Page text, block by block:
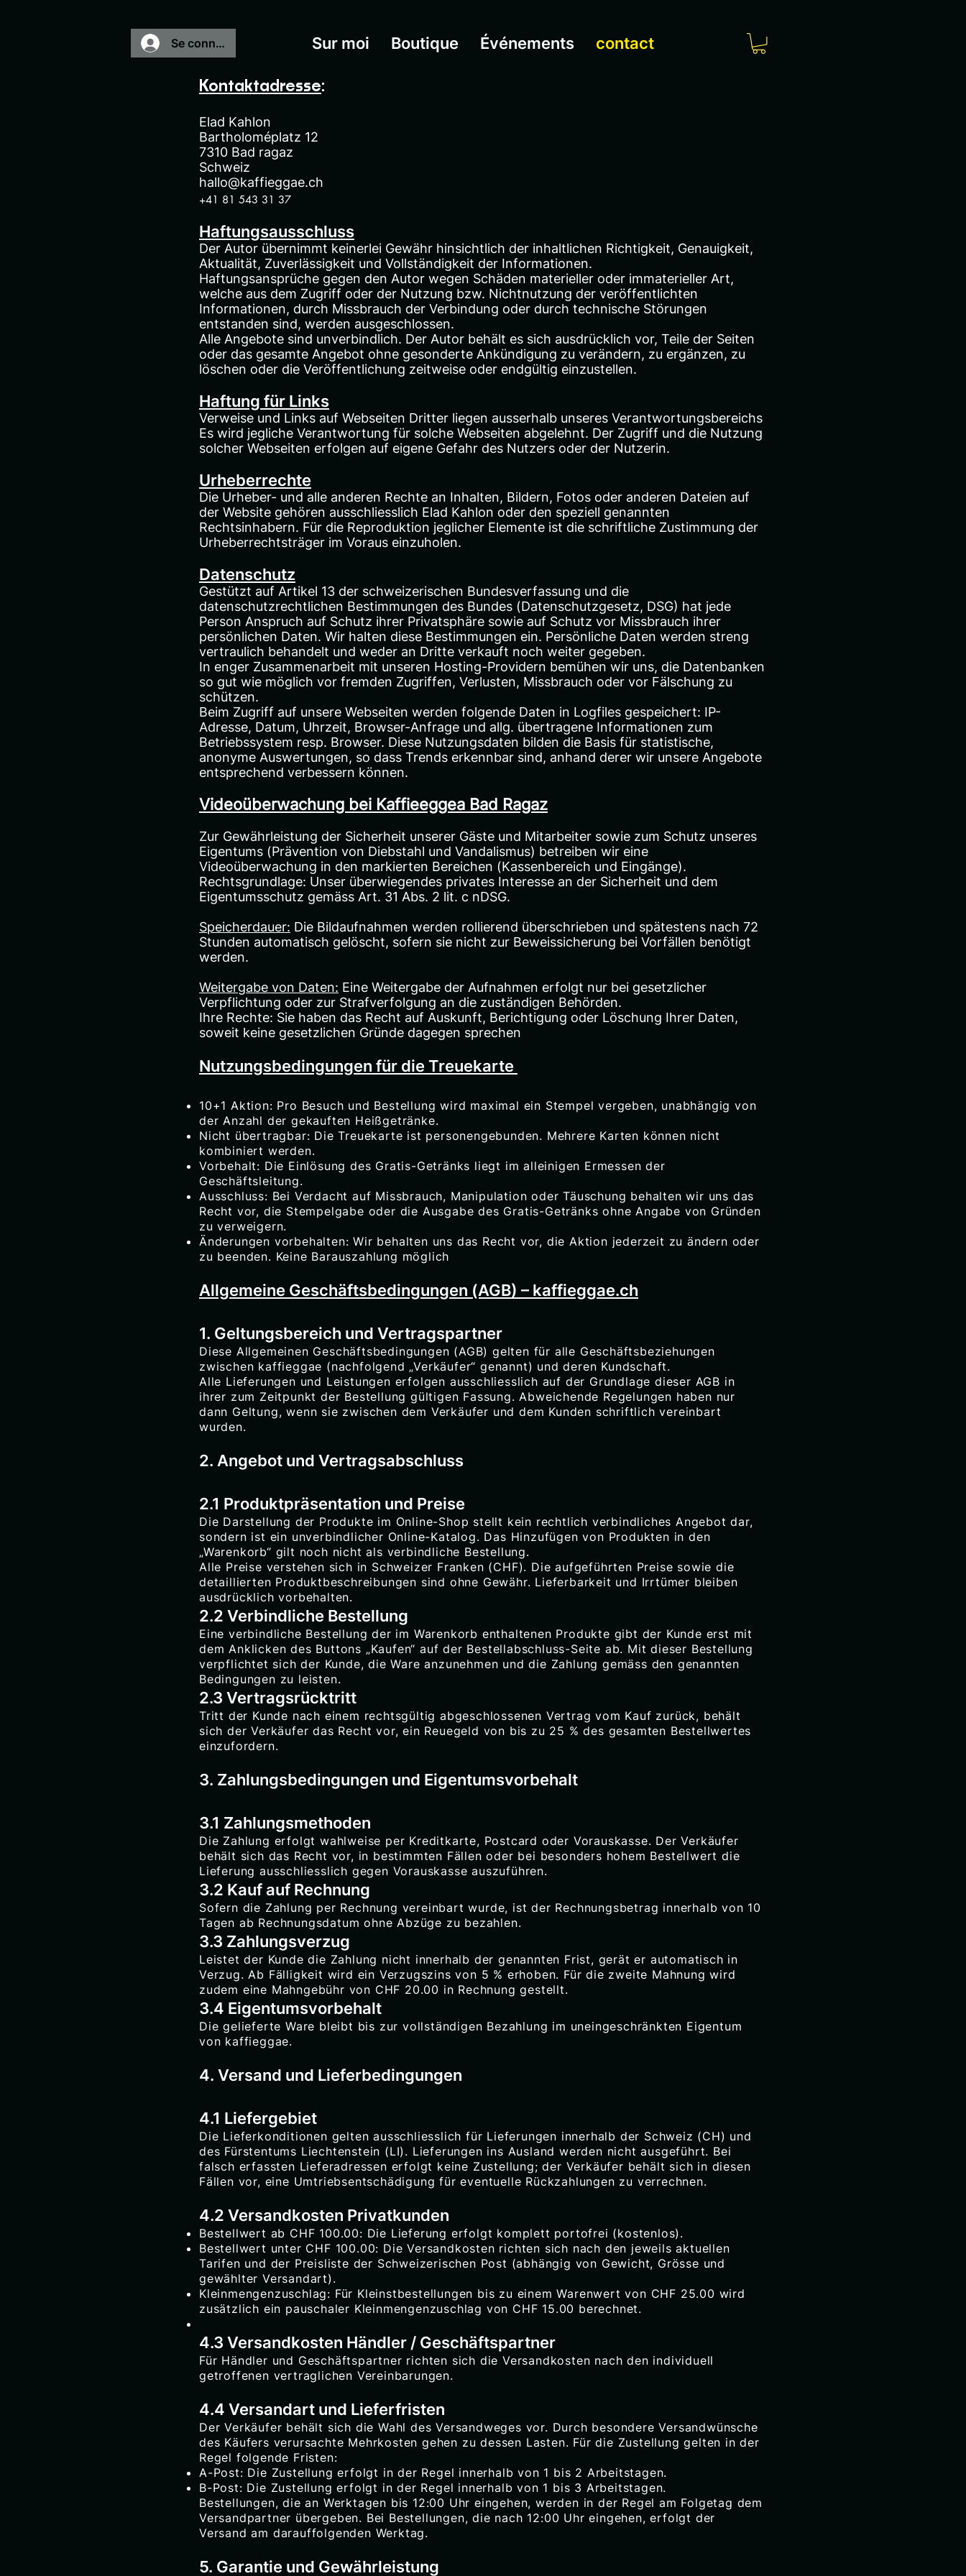
Sur moi Boutique Événements contact
Se connecter
Kontaktadresse:
Elad Kahlon
Bartholoméplatz 12
7310 Bad ragaz
Schweiz
hallo@kaffieggae.ch
+41 81 543 31 37
Haftungsausschluss
Der Autor übernimmt keinerlei Gewähr hinsichtlich der inhaltlichen Richtigkeit, Genauigkeit,
Aktualität, Zuverlässigkeit und Vollständigkeit der Informationen.
Haftungsansprüche gegen den Autor wegen Schäden materieller oder immaterieller Art,
welche aus dem Zugriff oder der Nutzung bzw. Nichtnutzung der veröffentlichten
Informationen, durch Missbrauch der Verbindung oder durch technische Störungen
entstanden sind, werden ausgeschlossen.
Alle Angebote sind unverbindlich. Der Autor behält es sich ausdrücklich vor, Teile der Seiten
oder das gesamte Angebot ohne gesonderte Ankündigung zu verändern, zu ergänzen, zu
löschen oder die Veröffentlichung zeitweise oder endgültig einzustellen.
Haftung für Links
Verweise und Links auf Webseiten Dritter liegen ausserhalb unseres Verantwortungsbereichs
Es wird jegliche Verantwortung für solche Webseiten abgelehnt. Der Zugriff und die Nutzung
solcher Webseiten erfolgen auf eigene Gefahr des Nutzers oder der Nutzerin.
Urheberrechte
Die Urheber- und alle anderen Rechte an Inhalten, Bildern, Fotos oder anderen Dateien auf
der Website gehören ausschliesslich Elad Kahlon oder den speziell genannten
Rechtsinhabern. Für die Reproduktion jeglicher Elemente ist die schriftliche Zustimmung der
Urheberrechtsträger im Voraus einzuholen.
Datenschutz
Gestützt auf Artikel 13 der schweizerischen Bundesverfassung und die
datenschutzrechtlichen Bestimmungen des Bundes (Datenschutzgesetz, DSG) hat jede
Person Anspruch auf Schutz ihrer Privatsphäre sowie auf Schutz vor Missbrauch ihrer
persönlichen Daten. Wir halten diese Bestimmungen ein. Persönliche Daten werden streng
vertraulich behandelt und weder an Dritte verkauft noch weiter gegeben.
In enger Zusammenarbeit mit unseren Hosting-Providern bemühen wir uns, die Datenbanken
so gut wie möglich vor fremden Zugriffen, Verlusten, Missbrauch oder vor Fälschung zu
schützen.
Beim Zugriff auf unsere Webseiten werden folgende Daten in Logfiles gespeichert: IP-
Adresse, Datum, Uhrzeit, Browser-Anfrage und allg. übertragene Informationen zum
Betriebssystem resp. Browser. Diese Nutzungsdaten bilden die Basis für statistische,
anonyme Auswertungen, so dass Trends erkennbar sind, anhand derer wir unsere Angebote
entsprechend verbessern können.
Videoüberwachung bei Kaffieeggea Bad Ragaz
Zur Gewährleistung der Sicherheit unserer Gäste und Mitarbeiter sowie zum Schutz unseres
Eigentums (Prävention von Diebstahl und Vandalismus) betreiben wir eine
Videoüberwachung in den markierten Bereichen (Kassenbereich und Eingänge).
Rechtsgrundlage: Unser überwiegendes privates Interesse an der Sicherheit und dem
Eigentumsschutz gemäss Art. 31 Abs. 2 lit. c nDSG.
Speicherdauer: Die Bildaufnahmen werden rollierend überschrieben und spätestens nach 72
Stunden automatisch gelöscht, sofern sie nicht zur Beweissicherung bei Vorfällen benötigt
werden.
Weitergabe von Daten: Eine Weitergabe der Aufnahmen erfolgt nur bei gesetzlicher
Verpflichtung oder zur Strafverfolgung an die zuständigen Behörden.
Ihre Rechte: Sie haben das Recht auf Auskunft, Berichtigung oder Löschung Ihrer Daten,
soweit keine gesetzlichen Gründe dagegen sprechen
Nutzungsbedingungen für die Treuekarte
10+1 Aktion: Pro Besuch und Bestellung wird maximal ein Stempel vergeben, unabhängig von
der Anzahl der gekauften Heißgetränke.
Nicht übertragbar: Die Treuekarte ist personengebunden. Mehrere Karten können nicht
kombiniert werden.
Vorbehalt: Die Einlösung des Gratis-Getränks liegt im alleinigen Ermessen der
Geschäftsleitung.
Ausschluss: Bei Verdacht auf Missbrauch, Manipulation oder Täuschung behalten wir uns das
Recht vor, die Stempelgabe oder die Ausgabe des Gratis-Getränks ohne Angabe von Gründen
zu verweigern.
Änderungen vorbehalten: Wir behalten uns das Recht vor, die Aktion jederzeit zu ändern oder
zu beenden. Keine Barauszahlung möglich
Allgemeine Geschäftsbedingungen (AGB) – kaffieggae.ch
1. Geltungsbereich und Vertragspartner
Diese Allgemeinen Geschäftsbedingungen (AGB) gelten für alle Geschäftsbeziehungen
zwischen kaffieggae (nachfolgend „Verkäufer“ genannt) und deren Kundschaft.
Alle Lieferungen und Leistungen erfolgen ausschliesslich auf der Grundlage dieser AGB in
ihrer zum Zeitpunkt der Bestellung gültigen Fassung. Abweichende Regelungen haben nur
dann Geltung, wenn sie zwischen dem Verkäufer und dem Kunden schriftlich vereinbart
wurden.
2. Angebot und Vertragsabschluss
2.1 Produktpräsentation und Preise
Die Darstellung der Produkte im Online-Shop stellt kein rechtlich verbindliches Angebot dar,
sondern ist ein unverbindlicher Online-Katalog. Das Hinzufügen von Produkten in den
„Warenkorb“ gilt noch nicht als verbindliche Bestellung.
Alle Preise verstehen sich in Schweizer Franken (CHF). Die aufgeführten Preise sowie die
detaillierten Produktbeschreibungen sind ohne Gewähr. Lieferbarkeit und Irrtümer bleiben
ausdrücklich vorbehalten.
2.2 Verbindliche Bestellung
Eine verbindliche Bestellung der im Warenkorb enthaltenen Produkte gibt der Kunde erst mit
dem Anklicken des Buttons „Kaufen“ auf der Bestellabschluss-Seite ab. Mit dieser Bestellung
verpflichtet sich der Kunde, die Ware anzunehmen und die Zahlung gemäss den genannten
Bedingungen zu leisten.
2.3 Vertragsrücktritt
Tritt der Kunde nach einem rechtsgültig abgeschlossenen Vertrag vom Kauf zurück, behält
sich der Verkäufer das Recht vor, ein Reuegeld von bis zu 25 % des gesamten Bestellwertes
einzufordern.
3. Zahlungsbedingungen und Eigentumsvorbehalt
3.1 Zahlungsmethoden
Die Zahlung erfolgt wahlweise per Kreditkarte, Postcard oder Vorauskasse. Der Verkäufer
behält sich das Recht vor, in bestimmten Fällen oder bei besonders hohem Bestellwert die
Lieferung ausschliesslich gegen Vorauskasse auszuführen.
3.2 Kauf auf Rechnung
Sofern die Zahlung per Rechnung vereinbart wurde, ist der Rechnungsbetrag innerhalb von 10
Tagen ab Rechnungsdatum ohne Abzüge zu bezahlen.
3.3 Zahlungsverzug
Leistet der Kunde die Zahlung nicht innerhalb der genannten Frist, gerät er automatisch in
Verzug. Ab Fälligkeit wird ein Verzugszins von 5 % erhoben. Für die zweite Mahnung wird
zudem eine Mahngebühr von CHF 20.00 in Rechnung gestellt.
3.4 Eigentumsvorbehalt
Die gelieferte Ware bleibt bis zur vollständigen Bezahlung im uneingeschränkten Eigentum
von kaffieggae.
4. Versand und Lieferbedingungen
4.1 Liefergebiet
Die Lieferkonditionen gelten ausschliesslich für Lieferungen innerhalb der Schweiz (CH) und
des Fürstentums Liechtenstein (LI). Lieferungen ins Ausland werden nicht ausgeführt. Bei
falsch erfassten Lieferadressen erfolgt keine Zustellung; der Verkäufer behält sich in diesen
Fällen vor, eine Umtriebsentschädigung für eventuelle Rückzahlungen zu verrechnen.
4.2 Versandkosten Privatkunden
Bestellwert ab CHF 100.00: Die Lieferung erfolgt komplett portofrei (kostenlos).
Bestellwert unter CHF 100.00: Die Versandkosten richten sich nach den jeweils aktuellen
Tarifen und der Preisliste der Schweizerischen Post (abhängig von Gewicht, Grösse und
gewählter Versandart).
Kleinmengenzuschlag: Für Kleinstbestellungen bis zu einem Warenwert von CHF 25.00 wird
zusätzlich ein pauschaler Kleinmengenzuschlag von CHF 15.00 berechnet.
4.3 Versandkosten Händler / Geschäftspartner
Für Händler und Geschäftspartner richten sich die Versandkosten nach den individuell
getroffenen vertraglichen Vereinbarungen.
4.4 Versandart und Lieferfristen
Der Verkäufer behält sich die Wahl des Versandweges vor. Durch besondere Versandwünsche
des Käufers verursachte Mehrkosten gehen zu dessen Lasten. Für die Zustellung gelten in der
Regel folgende Fristen:
A-Post: Die Zustellung erfolgt in der Regel innerhalb von 1 bis 2 Arbeitstagen.
B-Post: Die Zustellung erfolgt in der Regel innerhalb von 1 bis 3 Arbeitstagen.
Bestellungen, die an Werktagen bis 12:00 Uhr eingehen, werden in der Regel am Folgetag dem
Versandpartner übergeben. Bei Bestellungen, die nach 12:00 Uhr eingehen, erfolgt der
Versand am darauffolgenden Werktag.
5. Garantie und Gewährleistung